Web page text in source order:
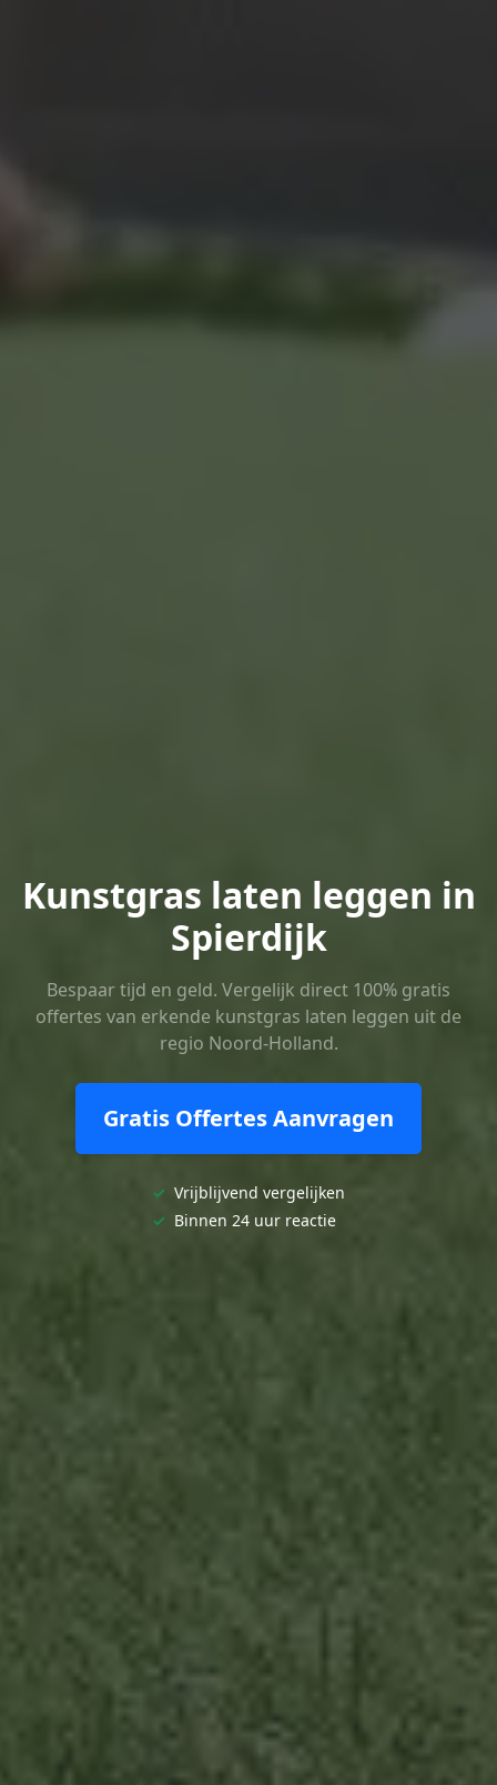
Kunstgras laten leggen in
Spierdijk
Bespaar tijd en geld. Vergelijk direct 100% gratis
offertes van erkende kunstgras laten leggen uit de
regio Noord-Holland.
Gratis Offertes Aanvragen
✓ Vrijblijvend vergelijken
✓ Binnen 24 uur reactie